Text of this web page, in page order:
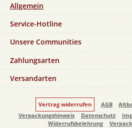
Allgemein
Service-Hotline
Unsere Communities
Zahlungsarten
Versandarten
Vertrag widerrufen AGB
Verpackungshinweis
Datenschutz
Widerrufsbelehrung